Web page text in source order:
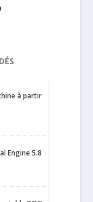
à partir
Engine 5.8